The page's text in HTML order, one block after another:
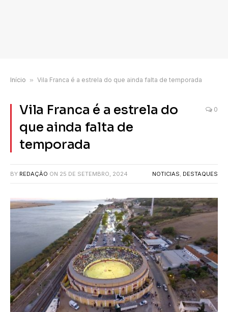
Início » Vila Franca é a estrela do que ainda falta de temporada
Vila Franca é a estrela do
que ainda falta de
temporada
0
BY REDAÇÃO ON 25 DE SETEMBRO, 2024 NOTICIAS, DESTAQUES